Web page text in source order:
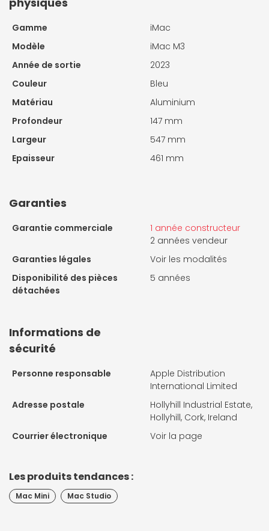
Gamme
iMac
Modèle
iMac M3
Année de sortie
2023
Couleur
Bleu
Matériau
Aluminium
Profondeur
147 mm
Largeur
547 mm
Epaisseur
461 mm
Garanties
Garantie commerciale
1 année constructeur
2 années vendeur
Garanties légales
Voir les modalités
Disponibilité des pièces
détachées
5 années
Informations de
sécurité
Personne responsable
Apple Distribution
International Limited
Adresse postale
Hollyhill Industrial Estate,
Hollyhill, Cork, Ireland
Courrier électronique
Voir la page
Les produits tendances :
Mac Mini Mac Studio